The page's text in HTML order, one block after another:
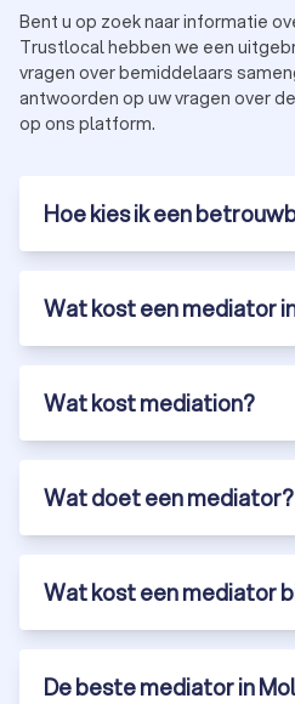
Bent u op zoek naar informatie
Trustlocal hebben we een
vragen over bemiddelaars
antwoorden op uw vragen over
op ons platform.
Hoe kies ik een
Wat kost een mediator
Wat kost mediation?
Wat doet een mediator?
Wat kost een mediator
De beste mediator in